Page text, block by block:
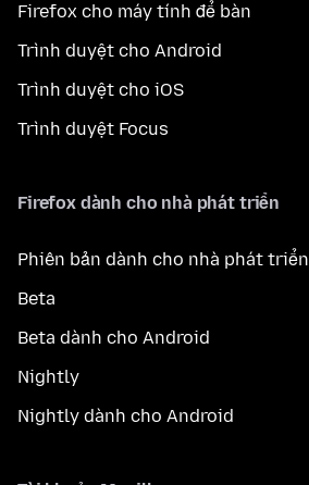
Firefox cho máy tính để bàn
Trình duyệt cho Android
Trình duyệt cho iOS
Trình duyệt Focus
Firefox dành cho nhà phát triển
Phiên bản dành cho nhà phát triển
Beta
Beta dành cho Android
Nightly
Nightly dành cho Android